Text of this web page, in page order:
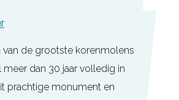
van de grootste korenmolens
meer dan 30 jaar volledig in
prachtige monument en